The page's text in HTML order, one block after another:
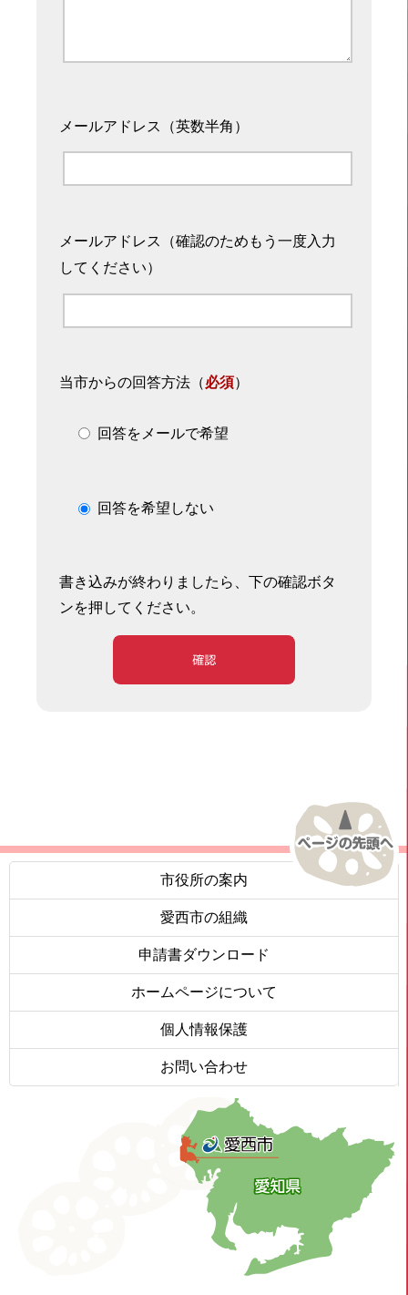
メールアドレス（英数半角）
メールアドレス（確認のためもう一度入力
してください）
当市からの回答方法 （必須）
回答をメールで希望
回答を希望しない
書き込みが終わりましたら、下の確認ボタ
ンを押してください。
確認
市役所の案内
愛西市の組織
申請書ダウンロード
ホームページについて
個人情報保護
お問い合わせ